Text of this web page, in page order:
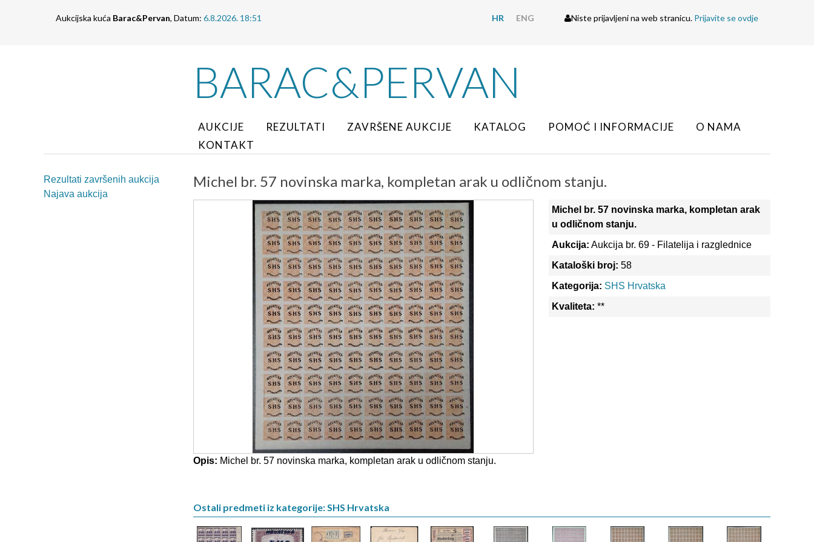
Aukcijska kuća Barac&Pervan, Datum: 6.8.2026. 18:51 HR ENG Niste prijavljeni na web stranicu. Prijavite se ovdje
BARAC&PERVAN
AUKCIJE REZULTATI ZAVRŠENE AUKCIJE KATALOG POMOĆ I INFORMACIJE
O NAMA
KONTAKT
Rezultati završenih aukcija
Najava aukcija
Michel br. 57 novinska marka, kompletan arak u odličnom stanju.
Opis: Michel br. 57 novinska marka, kompletan arak u odličnom stanju.
Michel br. 57 novinska marka, kompletan arak
u odličnom stanju.
Aukcija: Aukcija br. 69 - Filatelija i razglednice
Kataloški broj: 58
Kategorija: SHS Hrvatska
Kvaliteta: **
Ostali predmeti iz kategorije: SHS Hrvatska